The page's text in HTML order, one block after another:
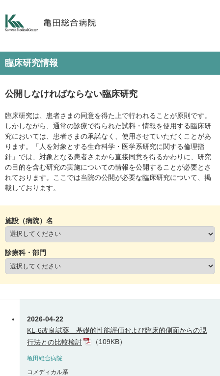
臨床研究情報
公開しなければならない臨床研究
臨床研究は、患者さまの同意を得た上で行われることが原則です。
しかしながら、通常の診療で得られた試料・情報を使用する臨床研
究においては、患者さまの承諾なく、使用させていただくことがあ
ります。「人を対象とする生命科学・医学系研究に関する倫理指
針」では、対象となる患者さまから直接同意を得るかわりに、研究
の目的を含む研究の実施についての情報を公開することが必要とさ
れております。ここでは当院の公開が必要な臨床研究について、掲
載しております。
施設（病院）名
診療科・部門
2026-04-22
KL-6改良試薬 基礎的性能評価および臨床的側面からの現
行法との比較検討
（109KB）
亀田総合病院
コメディカル系